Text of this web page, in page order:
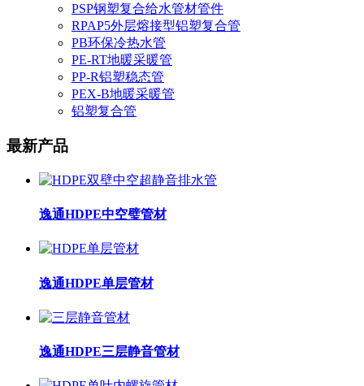
PSP钢塑复合给水管材管件
RPAP5外层熔接型铝塑复合管
PB环保冷热水管
PE-RT地暖采暖管
PP-R铝塑稳态管
PEX-B地暖采暖管
铝塑复合管
最新产品
逸通HDPE中空璧管材
逸通HDPE单层管材
逸通HDPE三层静音管材